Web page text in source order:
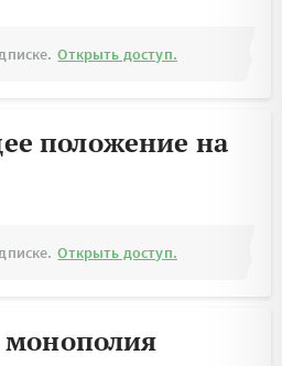
Открыть доступ.
положение на
Открыть доступ.
монополия